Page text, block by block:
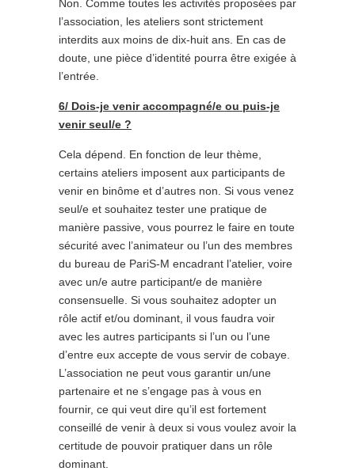
Non. Comme toutes les activités proposées par
l’association, les ateliers sont strictement
interdits aux moins de dix-huit ans. En cas de
doute, une pièce d’identité pourra être exigée à
l’entrée.
6/ Dois-je venir accompagné/e ou puis-je
venir seul/e ?
Cela dépend. En fonction de leur thème,
certains ateliers imposent aux participants de
venir en binôme et d’autres non. Si vous venez
seul/e et souhaitez tester une pratique de
manière passive, vous pourrez le faire en toute
sécurité avec l’animateur ou l’un des membres
du bureau de PariS-M encadrant l’atelier, voire
avec un/e autre participant/e de manière
consensuelle. Si vous souhaitez adopter un
rôle actif et/ou dominant, il vous faudra voir
avec les autres participants si l’un ou l’une
d’entre eux accepte de vous servir de cobaye.
L’association ne peut vous garantir un/une
partenaire et ne s’engage pas à vous en
fournir, ce qui veut dire qu’il est fortement
conseillé de venir à deux si vous voulez avoir la
certitude de pouvoir pratiquer dans un rôle
dominant.